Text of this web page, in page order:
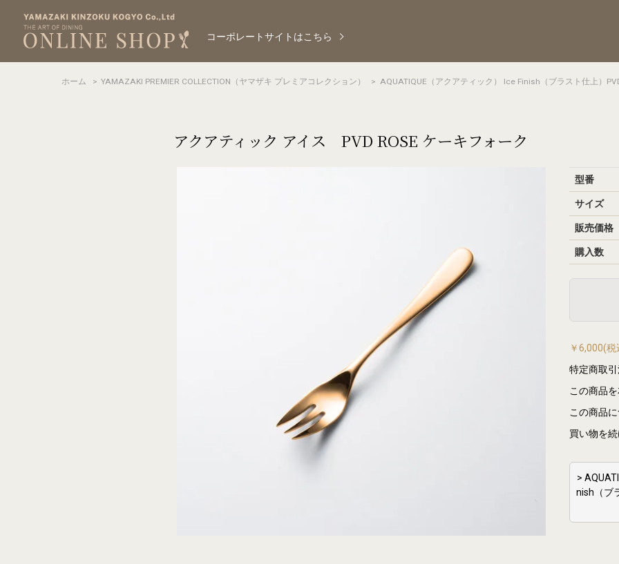
コーポレートサイトはこちら
ホーム > YAMAZAKI PREMIER COLLECTION（ヤマザキ プレミアコレクション） > AQUATIQUE（アクアティック） Ice Finish（ブラスト仕上）
アクアティック アイス PVD ROSE ケーキフォーク
型番
サイズ
販売価格
購入数
￥6,000(
特定商取
この商品
この商品
買い物を
>
nish（ブ